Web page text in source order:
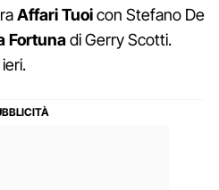
Affari Tuoicon Stefano De
Fortunadi Gerry Scotti.